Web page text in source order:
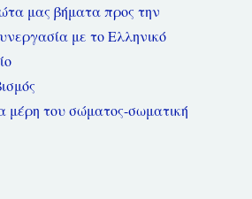
μας βήματα προς την
με το Ελληνικό
του σώματος-σωματική